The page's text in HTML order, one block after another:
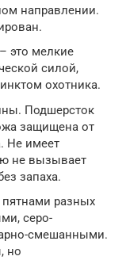
направлении.
это мелкие
силой,
охотника.
Подшерсток
защищена от
Не имеет
не вызывает
запаха.
разных
серо-
смешанными.
но